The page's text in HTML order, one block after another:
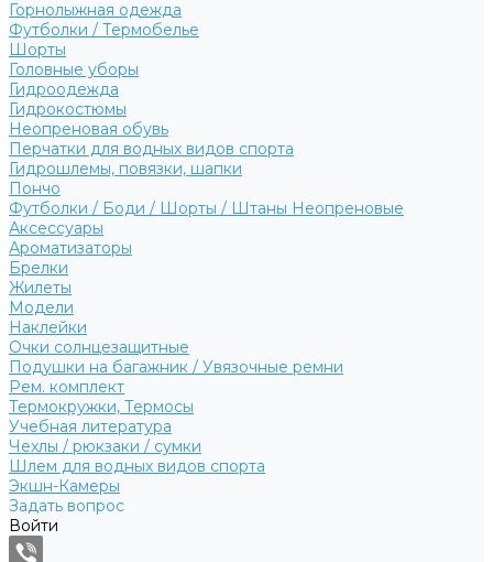
Горнолыжная одежда
Футболки / Термобелье
Шорты
Головные уборы
Гидроодежда
Гидрокостюмы
Неопреновая обувь
Перчатки для водных видов спорта
Гидрошлемы, повязки, шапки
Пончо
Футболки / Боди / Шорты / Штаны Неопреновые
Аксессуары
Ароматизаторы
Брелки
Жилеты
Модели
Наклейки
Очки солнцезащитные
Подушки на багажник / Увязочные ремни
Рем. комплект
Термокружки, Термосы
Учебная литература
Чехлы / рюкзаки / сумки
Шлем для водных видов спорта
Экшн-Камеры
Задать вопрос
Войти